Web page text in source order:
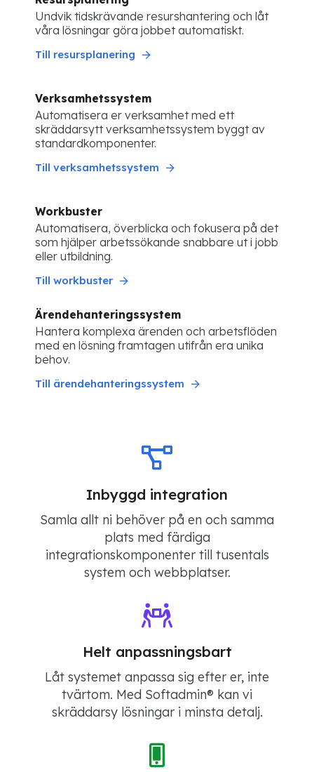
Undvik tidskrävande resurshantering och låt
våra lösningar göra jobbet automatiskt.
Till resursplanering
Verksamhetssystem
Automatisera er verksamhet med ett
skräddarsytt verksamhetssystem byggt av
standardkomponenter.
Till verksamhetssystem
Workbuster
Automatisera, överblicka och fokusera på det
som hjälper arbetssökande snabbare ut i jobb
eller utbildning.
Till workbuster
Ärendehanteringssystem
Hantera komplexa ärenden och arbetsflöden
med en lösning framtagen utifrån era unika
behov.
Till ärendehanteringssystem
Inbyggd integration
Samla allt ni behöver på en och samma
plats med färdiga
integrationskomponenter till tusentals
system och webbplatser.
Helt anpassningsbart
Låt systemet anpassa sig efter er, inte
tvärtom. Med Softadmin® kan vi
skräddarsy lösningar i minsta detalj.